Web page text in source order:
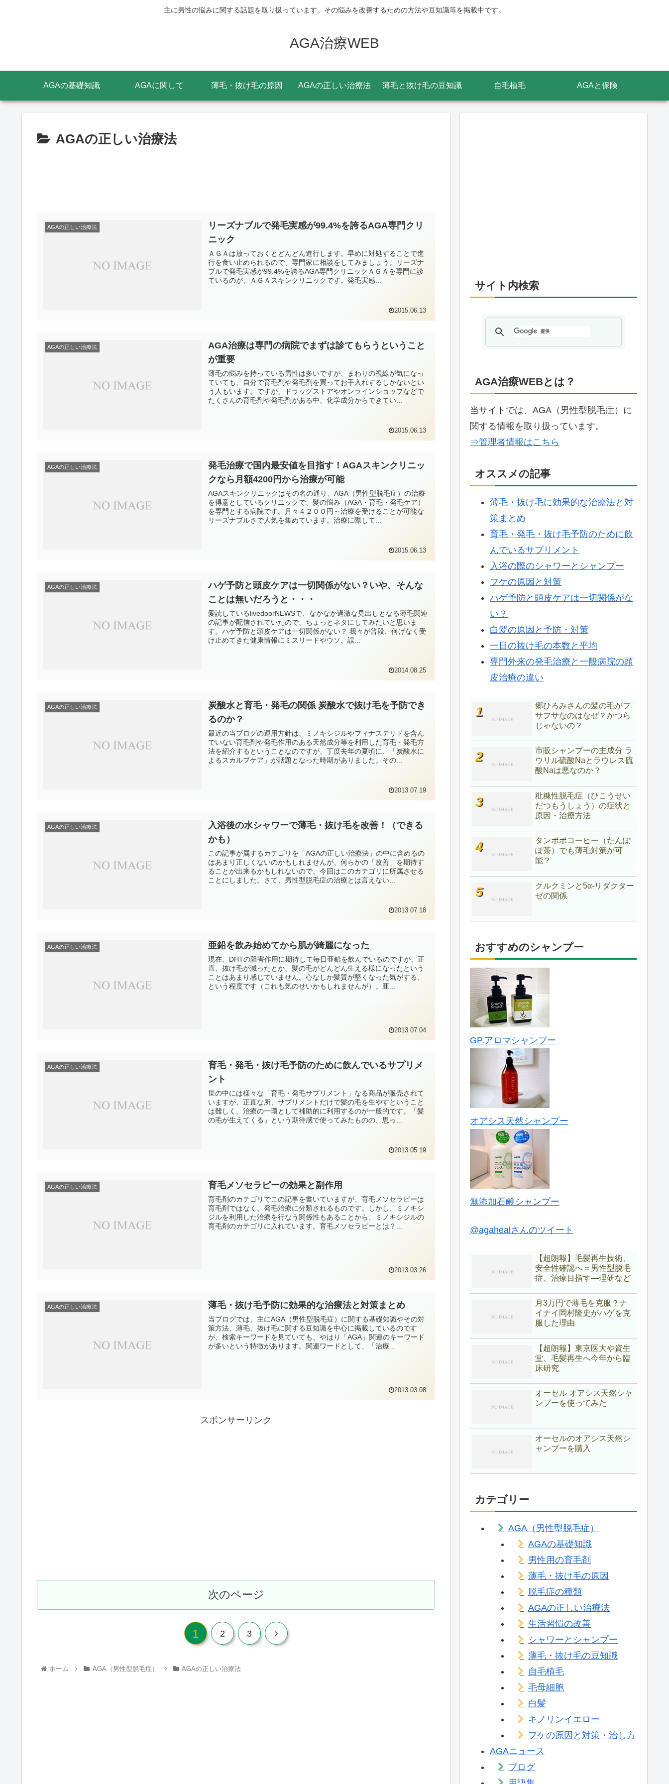
主に男性の悩みに関する話題を取り扱っています。その悩みを改善するための方法や豆知識等を掲載中です。
AGA治療WEB
AGAの基礎知識 AGAに関して 薄毛・抜け毛の原因 AGAの正しい治療法 薄毛と抜け毛の豆知識 自毛植毛 AGAと保険
AGAの正しい治療法
AGAの正しい治療法
リーズナブルで発毛実感が99.4%を誇るAGA専門クリ
ニック
ＡＧＡは放っておくとどんどん進行します。早めに対処することで進
行を食い止められるので、専門家に相談をしてみましょう。リーズナ
ブルで発毛実感が99.4%を誇るAGA専門クリニックＡＧＡを専門に診
ているのが、ＡＧＡスキンクリニックです。発毛実感...
2015.06.13
AGAの正しい治療法
AGA治療は専門の病院でまずは診てもらうということ
が重要
薄毛の悩みを持っている男性は多いですが、まわりの視線が気になっ
ていても、自分で育毛剤や発毛剤を買ってお手入れするしかないとい
う人もいます。ですが、ドラッグストアやオンラインショップなどで
たくさんの育毛剤や発毛剤がある中、化学成分からできてい...
2015.06.13
AGAの正しい治療法
発毛治療で国内最安値を目指す！AGAスキンクリニッ
クなら月額4200円から治療が可能
AGAスキンクリニックはその名の通り、AGA（男性型脱毛症）の治療
を得意としているクリニックで、髪の悩み（AGA・育毛・発毛ケア）
を専門とする病院です。月々４２００円～治療を受けることが可能な
リーズナブルさで人気を集めています。治療に際して...
2015.06.13
AGAの正しい治療法
ハゲ予防と頭皮ケアは一切関係がない？いや、そんな
ことは無いだろうと・・・
愛読しているlivedoorNEWSで、なかなか過激な見出しとなる薄毛関連
の記事が配信されていたので、ちょっとネタにしてみたいと思いま
す。ハゲ予防と頭皮ケアは一切関係がない？ 我々が普段、何げなく受
け止めてきた健康情報にミスリードやウソ、誤...
2014.08.25
AGAの正しい治療法
炭酸水と育毛・発毛の関係 炭酸水で抜け毛を予防でき
るのか？
最近の当ブログの運用方針は、ミノキシジルやフィナステリドを含ん
でいない育毛剤や発毛作用のある天然成分等を利用した育毛・発毛方
法を紹介するということなのですが、丁度去年の夏頃に、「炭酸水に
よるスカルプケア」が話題となった時期がありました。その...
2013.07.19
AGAの正しい治療法
入浴後の水シャワーで薄毛・抜け毛を改善！（できる
かも）
この記事が属するカテゴリを「AGAの正しい治療法」の中に含めるの
はあまり正しくないのかもしれませんが、何らかの「改善」を期待す
ることが出来るかもしれないので、今回はこのカテゴリに所属させる
ことにしました。さて、男性型脱毛症の治療とは言えない...
2013.07.18
AGAの正しい治療法 亜鉛を飲み始めてから肌が綺麗になった
現在、DHTの阻害作用に期待して毎日亜鉛を飲んでいるのですが、正
直、抜け毛が減ったとか、髪の毛がどんどん生える様になったという
ことはあまり感じていません。心なしか髪質が堅くなった気がする、
という程度です（これも気のせいかもしれませんが）。亜...
2013.07.04
AGAの正しい治療法
育毛・発毛・抜け毛予防のために飲んでいるサプリメ
ント
世の中には様々な「育毛・発毛サプリメント」なる商品が販売されて
いますが、正直な所、サプリメントだけで髪の毛を生やすということ
は難しく、治療の一環として補助的に利用するのが一般的です。「髪
の毛が生えてくる」という期待感で使ってみたものの、思っ...
2013.05.19
AGAの正しい治療法 育毛メソセラピーの効果と副作用
育毛剤のカテゴリでこの記事を書いていますが、育毛メソセラピーは
育毛剤ではなく、発毛治療に分類されるものです。しかし、ミノキシ
ジルを利用した治療を行なう関係性もあることから、ミノキシジルの
育毛剤のカテゴリに入れています。育毛メソセラピーとは？...
2013.03.26
AGAの正しい治療法 薄毛・抜け毛予防に効果的な治療法と対策まとめ
当ブログでは、主にAGA（男性型脱毛症）に関する基礎知識やその対
策方法、薄毛、抜け毛に関する豆知識を中心に掲載しているのです
が、検索キーワードを見ていても、やはり「AGA」関連のキーワード
が多いという特徴があります。関連ワードとして、「治療...
2013.03.08
スポンサーリンク
次のページ
1 2 3 次
ホーム AGA（男性型脱毛症） AGAの正しい治療法
サイト内検索
AGA治療WEBとは？
当サイトでは、AGA（男性型脱毛症）に
関する情報を取り扱っています。
⇒管理者情報はこちら
オススメの記事
薄毛・抜け毛に効果的な治療法と対
策まとめ
育毛・発毛・抜け毛予防のために飲
んでいるサプリメント
入浴の際のシャワーとシャンプー
フケの原因と対策
ハゲ予防と頭皮ケアは一切関係がな
い？
白髪の原因と予防・対策
一日の抜け毛の本数と平均
専門外来の発毛治療と一般病院の頭
皮治療の違い
郷ひろみさんの髪の毛がフ
サフサなのはなぜ？かつら
じゃないの？
市販シャンプーの主成分 ラ
ウリル硫酸Naとラウレス硫
酸Naは悪なのか？
粃糠性脱毛症（ひこうせい
だつもうしょう）の症状と
原因・治療方法
タンポポコーヒー（たんぽ
ぽ茶）でも薄毛対策が可
能？
クルクミンと5α-リダクター
ゼの関係
おすすめのシャンプー
GP.アロマシャンプー
オアシス天然シャンプー
無添加石鹸シャンプー
@agahealさんのツイート
【超朗報】毛髪再生技術、
安全性確認へ＝男性型脱毛
症、治療目指す―理研など
月3万円で薄毛を克服？ナ
イナイ岡村隆史がハゲを克
服した理由
【超朗報】東京医大や資生
堂、毛髪再生へ今年から臨
床研究
オーセル オアシス天然シャ
ンプーを使ってみた
オーセルのオアシス天然シ
ャンプーを購入
カテゴリー
AGA（男性型脱毛症）
AGAの基礎知識
男性用の育毛剤
薄毛・抜け毛の原因
脱毛症の種類
AGAの正しい治療法
生活習慣の改善
シャワーとシャンプー
薄毛・抜け毛の豆知識
自毛植毛
毛母細胞
白髪
キノリンイエロー
フケの原因と対策・治し方
AGAニュース
ブログ